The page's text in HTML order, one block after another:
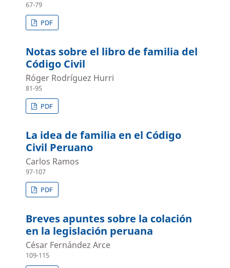
67-79
PDF
Notas sobre el libro de familia del
Código Civil
Róger Rodríguez Hurri
81-95
PDF
La idea de familia en el Código
Civil Peruano
Carlos Ramos
97-107
PDF
Breves apuntes sobre la colación
en la legislación peruana
César Fernández Arce
109-115